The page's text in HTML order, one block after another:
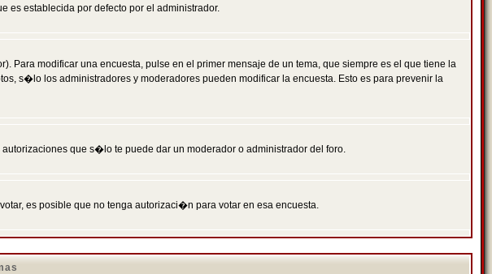
establecida por defecto por el administrador.
modificar una encuesta, pulse en el primer mensaje de un tema, que siempre es el que tiene la
s�lo los administradores y moderadores pueden modificar la encuesta. Esto es para prevenir la
que s�lo te puede dar un moderador o administrador del foro.
es posible que no tenga autorizaci�n para votar en esa encuesta.